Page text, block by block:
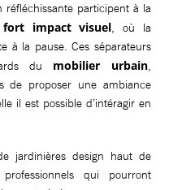
réfléchissante participent à la
fort impact visuel, où la
à la pause. Ces séparateurs
du mobilier urbain,
de proposer une ambiance
il est possible d’intéragir en